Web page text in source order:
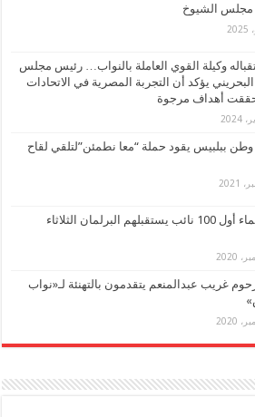
الشيوخ
وكيلة القوي العاملة بالنواب… رئيس مجلس
يؤكد أن التجربة المصرية في الاتحادات
حققت أهداف مرجوة
ببلبيس يقود حملة “معا نطمئن”لتلقي لقاح
ننشر أسماء أول 100 نائب يستقبلهم البرلمان الثلاثاء
غريب عبدالمنعم يتقدمون بالتهنئة لـ«نواب